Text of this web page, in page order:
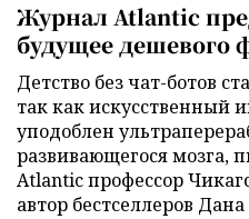
Журнал Atlantic
будущее дешевого
Детство без чат-ботов
так как искусственный
уподоблен
развивающегося мозга,
Atlantic профессор
автор бестселлеров